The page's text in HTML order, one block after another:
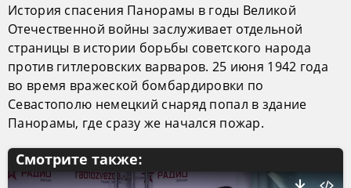
История спасения Панорамы в годы Великой
Отечественной войны заслуживает отдельной
страницы в истории борьбы советского народа
против гитлеровских варваров. 25 июня 1942 года
во время вражеской бомбардировки по
Севастополю немецкий снаряд попал в здание
Панорамы, где сразу же начался пожар.
Смотрите также: